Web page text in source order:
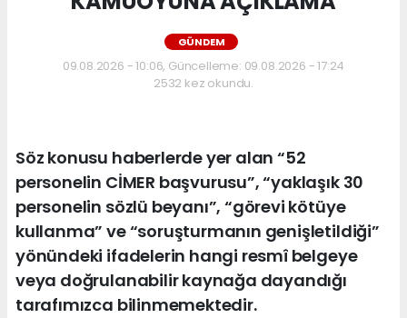
GÜNDEM
09.08.2026 - 10:06, Güncelleme: 09.08.2026 - 17:24
2532 kez okundu.
Söz konusu haberlerde yer alan “52
personelin CİMER başvurusu”, “yaklaşık 30
personelin sözlü beyanı”, “görevi kötüye
kullanma” ve “soruşturmanın genişletildiği”
yönündeki ifadelerin hangi resmî belgeye
veya doğrulanabilir kaynağa dayandığı
tarafımızca bilinmemektedir.